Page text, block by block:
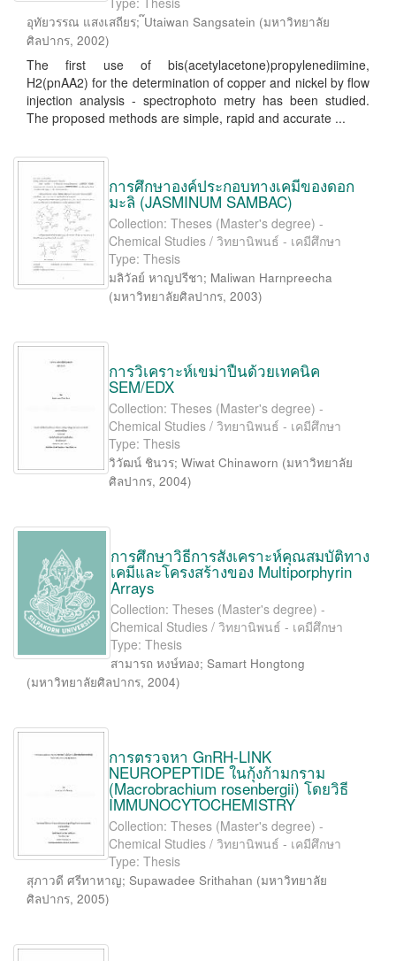
อุทัยวรรณ แสงเสถียร;๊Utaiwan Sangsatein (มหาวิทยาลัย
ศิลปากร, 2002)
The first use of bis(acetylacetone)propylenediimine,
H2(pnAA2) for the determination of copper and nickel by flow
injection analysis - spectrophoto metry has been studied.
The proposed methods are simple, rapid and accurate ...
การศึกษาองค์ประกอบทางเคมีของดอก
มะลิ (JASMINUM SAMBAC)
Collection: Theses (Master's degree) -
Chemical Studies / วิทยานิพนธ์ - เคมีศึกษา
Type: Thesis
มลิวัลย์ หาญปรีชา; Maliwan Harnpreecha
(มหาวิทยาลัยศิลปากร, 2003)
การวิเคราะห์เขม่าปืนด้วยเทคนิค
SEM/EDX
Collection: Theses (Master's degree) -
Chemical Studies / วิทยานิพนธ์ - เคมีศึกษา
Type: Thesis
วิวัฒน์ ชินวร; Wiwat Chinaworn (มหาวิทยาลัย
ศิลปากร, 2004)
การศึกษาวิธีการสังเคราะห์คุณสมบัติทาง
เคมีและโครงสร้างของ Multiporphyrin
Arrays
Collection: Theses (Master's degree) -
Chemical Studies / วิทยานิพนธ์ - เคมีศึกษา
Type: Thesis
สามารถ หงษ์ทอง; Samart Hongtong
(มหาวิทยาลัยศิลปากร, 2004)
การตรวจหา GnRH-LINK
NEUROPEPTIDE ในกุ้งก้ามกราม
(Macrobrachium rosenbergii) โดยวิธี
IMMUNOCYTOCHEMISTRY
Collection: Theses (Master's degree) -
Chemical Studies / วิทยานิพนธ์ - เคมีศึกษา
Type: Thesis
สุภาวดี ศรีทาหาญ; Supawadee Srithahan (มหาวิทยาลัย
ศิลปากร, 2005)